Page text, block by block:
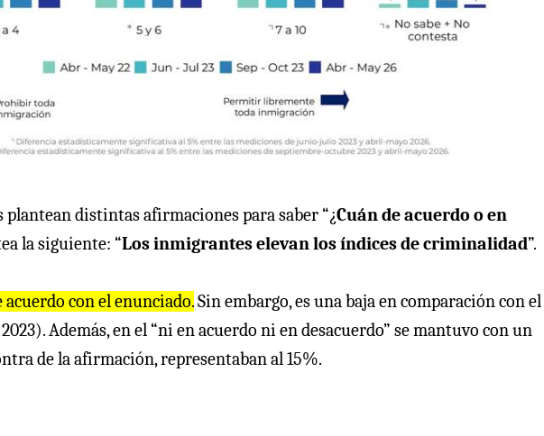
distintas afirmaciones para saber “¿Cuán de acuerdo o en
la siguiente: “Los inmigrantes elevan los índices de criminalidad”.
con el enunciado.Sin embargo, es una baja en comparación con el
Además, en el “ni en acuerdo ni en desacuerdo” se mantuvo con un
de la afirmación, representaban al 15%.